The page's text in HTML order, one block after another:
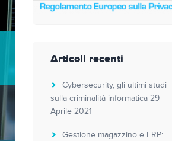
Articoli recenti
Cybersecurity, gli ultimi studi
sulla criminalità informatica 29
Aprile 2021
Gestione magazzino e ERP: